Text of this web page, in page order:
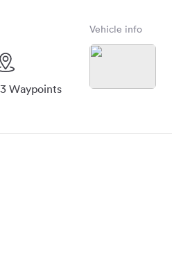
Waypoints
Vehicle info